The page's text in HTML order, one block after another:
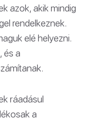
azok, akik mindig
rendelkeznek.
elé helyezni.
és a
ráadásul
a